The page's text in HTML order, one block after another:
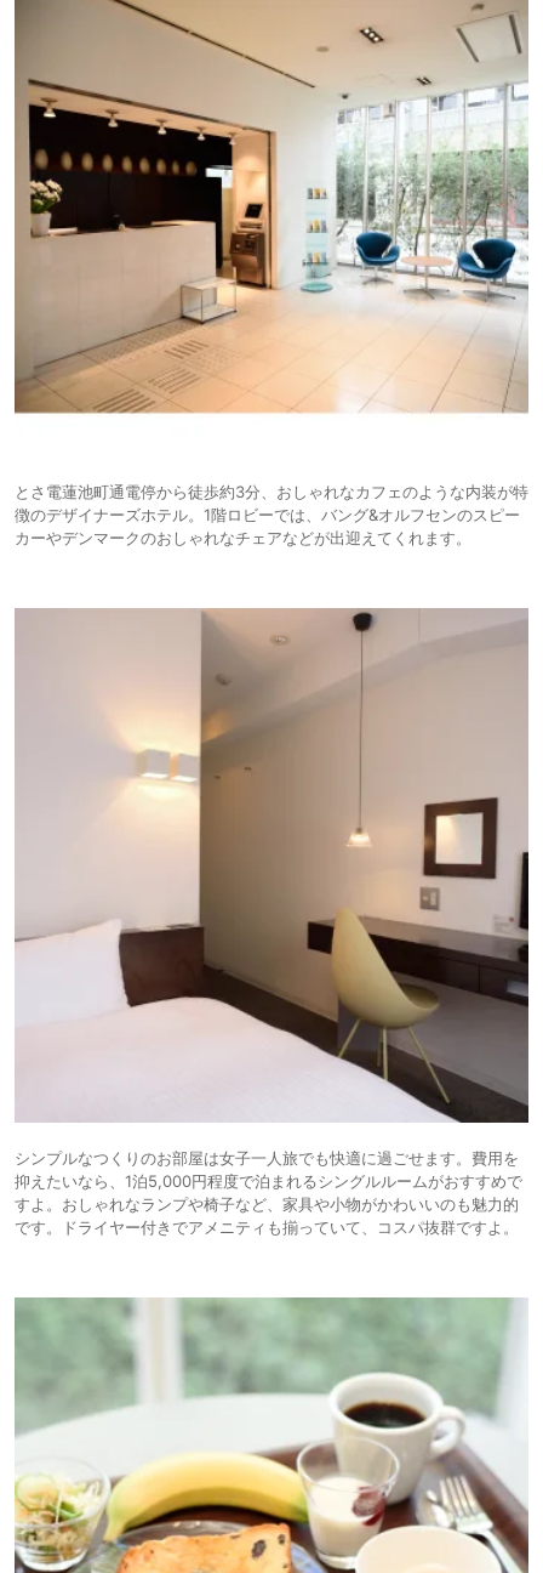
とさ電蓮池町通電停から徒歩約3分、おしゃれなカフェのような内装が特
徴のデザイナーズホテル。1階ロビーでは、バング&オルフセンのスピー
カーやデンマークのおしゃれなチェアなどが出迎えてくれます。
シンプルなつくりのお部屋は女子一人旅でも快適に過ごせます。費用を
抑えたいなら、1泊5,000円程度で泊まれるシングルルームがおすすめで
すよ。おしゃれなランプや椅子など、家具や小物がかわいいのも魅力的
です。ドライヤー付きでアメニティも揃っていて、コスパ抜群ですよ。